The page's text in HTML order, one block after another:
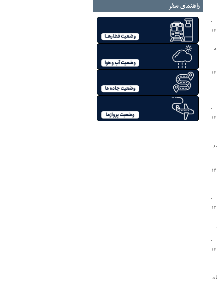
راهنمای سفر
سال ۱۴۰۱ نسبت به
مدت مشابه سال گذشته ۵ درصد